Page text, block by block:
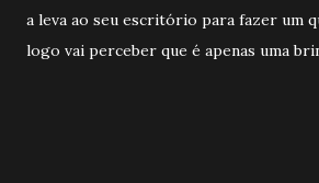
a leva ao seu escritório para fazer um
logo vai perceber que é apenas uma